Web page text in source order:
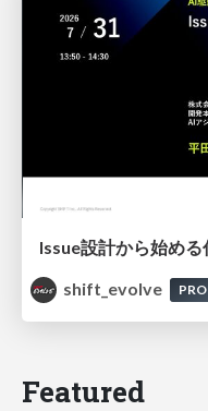
shift_evolve
PRO
Featured